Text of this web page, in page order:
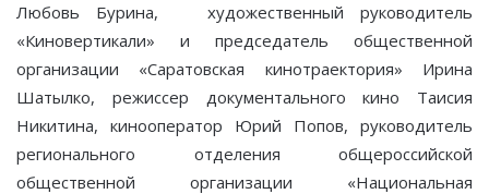
Любовь Бурина, художественный руководитель
«Киновертикали» и председатель общественной
организации «Саратовская кинотраектория» Ирина
Шатылко, режиссер документального кино Таисия
Никитина, кинооператор Юрий Попов, руководитель
регионального отделения общероссийской
общественной организации «Национальная